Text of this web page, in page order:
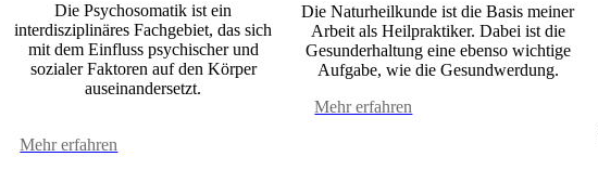
Die Psychosomatik ist ein
interdisziplinäres Fachgebiet, das sich
mit dem Einfluss psychischer und
sozialer Faktoren auf den Körper
auseinandersetzt.
Mehr erfahren
Die Naturheilkunde ist die Basis meiner
Arbeit als Heilpraktiker. Dabei ist die
Gesunderhaltung eine ebenso wichtige
Aufgabe, wie die Gesundwerdung.
Mehr erfahren